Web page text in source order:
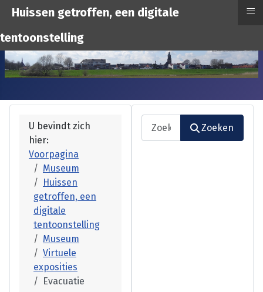
U bevindt zich
hier:
Voorpagina
Museum
Huissen
getroffen, een
digitale
tentoonstelling
Museum
Virtuele
exposities
Evacuatie
Zoeken
Zoeken
Huissen getroffen, een digitale
tentoonstelling
≡